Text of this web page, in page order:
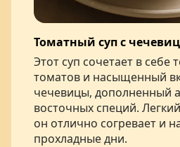
Томатный суп с
Этот суп сочетает в себе
томатов и насыщенный
чечевицы, дополненный
восточных специй.
он отлично согревает и
прохладные дни.